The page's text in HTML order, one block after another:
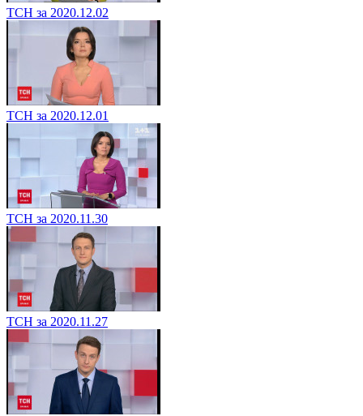
ТСН за 2020.12.02
ТСН за 2020.12.01
ТСН за 2020.11.30
ТСН за 2020.11.27